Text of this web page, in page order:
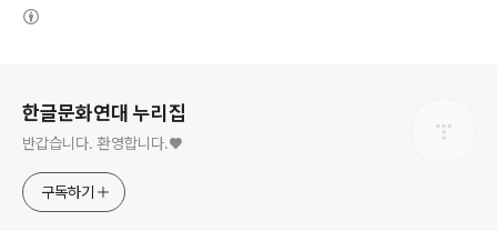
한글문화연대 누리집
반갑습니다. 환영합니다.♥
구독하기